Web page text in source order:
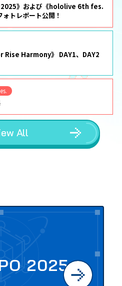
All
2025》および《hololive 6th fes.
トレポート公開！
Harmony》 DAY1、DAY2
2025